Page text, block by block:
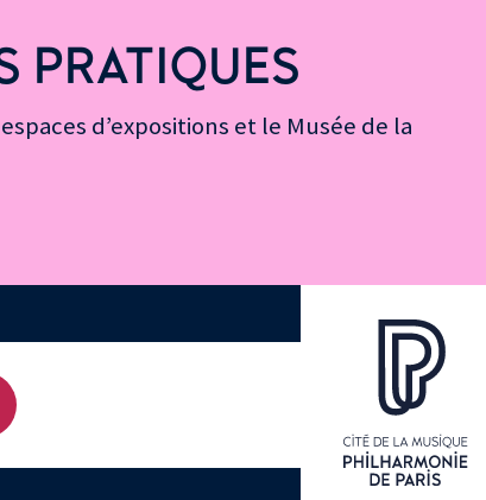
PRATIQUES
d’expositions et le Musée de la